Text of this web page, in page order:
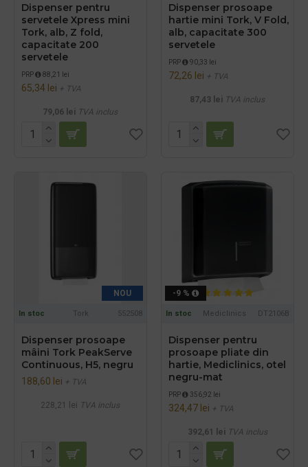
Dispenser pentru
servetele Xpress mini
Tork, alb, Z fold,
capacitate 200
servetele
PRP 88,21 lei
65,34 lei + TVA
79,06 lei TVA inclus
Dispenser prosoape
hartie mini Tork, V Fold,
alb, capacitate 300
servetele
PRP 90,33 lei
72,26 lei + TVA
87,43 lei TVA inclus
NOU
In stoc Tork 552508
Dispenser prosoape
mâini Tork PeakServe
Continuous, H5, negru
188,60 lei + TVA
228,21 lei TVA inclus
-9 %
In stoc Mediclinics DT2106B
Dispenser pentru
prosoape pliate din
hartie, Mediclinics, otel
negru-mat
PRP 356,92 lei
324,47 lei + TVA
392,61 lei TVA inclus